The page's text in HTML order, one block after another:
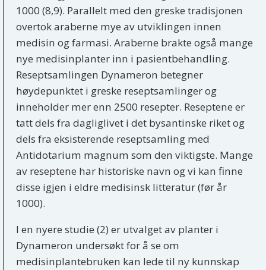
1000 (8,9). Parallelt med den greske tradisjonen
overtok araberne mye av utviklingen innen
medisin og farmasi. Araberne brakte også mange
nye medisinplanter inn i pasientbehandling.
Reseptsamlingen Dynameron betegner
høydepunktet i greske reseptsamlinger og
inneholder mer enn 2500 resepter. Reseptene er
tatt dels fra dagliglivet i det bysantinske riket og
dels fra eksisterende reseptsamling med
Antidotarium magnum som den viktigste. Mange
av reseptene har historiske navn og vi kan finne
disse igjen i eldre medisinsk litteratur (før år
1000).
I en nyere studie (2) er utvalget av planter i
Dynameron undersøkt for å se om
medisinplantebruken kan lede til ny kunnskap